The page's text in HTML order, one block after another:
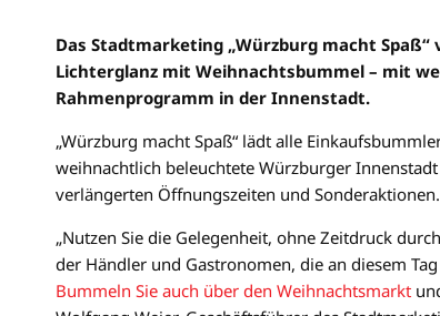
Das Stadtmarketing „Würzburg macht
Lichterglanz mit Weihnachtsbummel – mit
Rahmenprogramm in der Innenstadt.
„Würzburg macht Spaß“ lädt alle
weihnachtlich beleuchtete Würzburger
verlängerten Öffnungszeiten und Sonderaktionen.
„Nutzen Sie die Gelegenheit, ohne Zeitdruck
der Händler und Gastronomen, die an diesem
Bummeln Sie auch über den Weihnachtsmarkt